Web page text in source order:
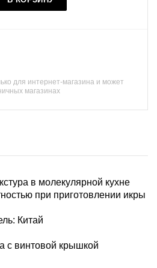
для интернет-магазина и может
магазинах
в молекулярной кухне
при приготовлении икры
Китай
с винтовой крышкой